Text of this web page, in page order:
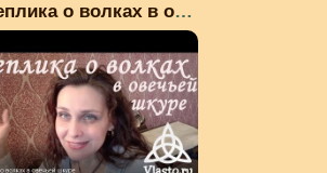
Реплика о волках в овеч...